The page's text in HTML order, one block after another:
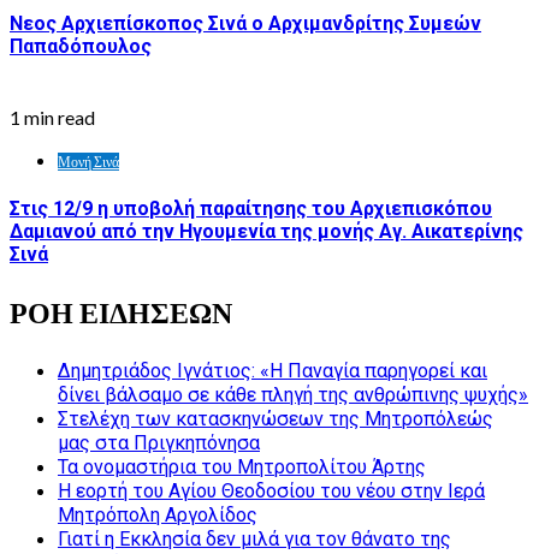
Νεος Αρχιεπίσκοπος Σινά ο Αρχιμανδρίτης Συμεών
Παπαδόπουλος
1 min read
Μονή Σινά
Στις 12/9 η υποβολή παραίτησης του Αρχιεπισκόπου
Δαμιανού από την Ηγουμενία της μονής Αγ. Αικατερίνης
Σινά
ΡΟΗ ΕΙΔΗΣΕΩΝ
Δημητριάδος Ιγνάτιος: «Η Παναγία παρηγορεί και
δίνει βάλσαμο σε κάθε πληγή της ανθρώπινης ψυχής»
Στελέχη των κατασκηνώσεων της Μητροπόλεώς
μας στα Πριγκηπόνησα
Τα ονομαστήρια του Μητροπολίτου Άρτης
Η εορτή του Αγίου Θεοδοσίου του νέου στην Ιερά
Μητρόπολη Αργολίδος
Γιατί η Εκκλησία δεν μιλά για τον θάνατο της